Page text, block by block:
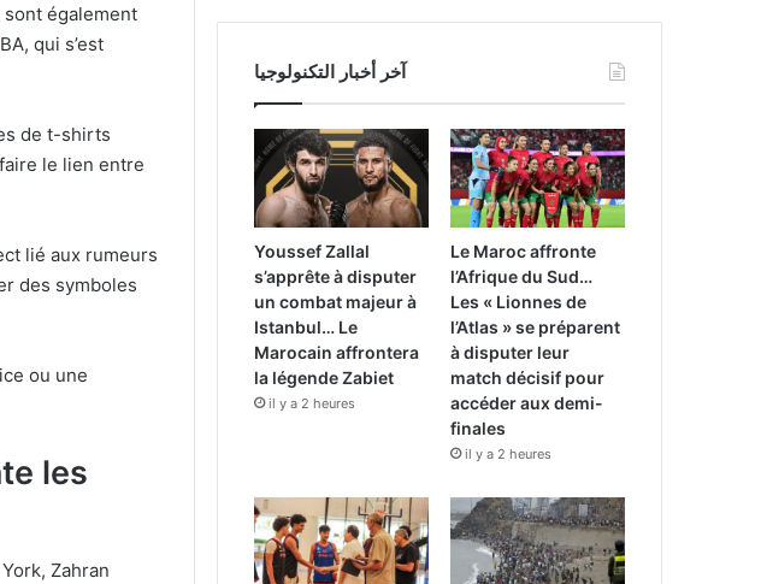
également
qui s’est
de t-shirts
le lien entre
lié aux rumeurs
des symboles
ou une
les
Zahran
آخر أخبار التكنولوجيا
Youssef Zallal
s’apprête à disputer
un combat majeur à
Istanbul… Le
Marocain affrontera
la légende Zabiet
il y a 2 heures
Le Maroc affronte
l’Afrique du Sud…
Les « Lionnes de
l’Atlas » se préparent
à disputer leur
match décisif pour
accéder aux demi-
finales
il y a 2 heures